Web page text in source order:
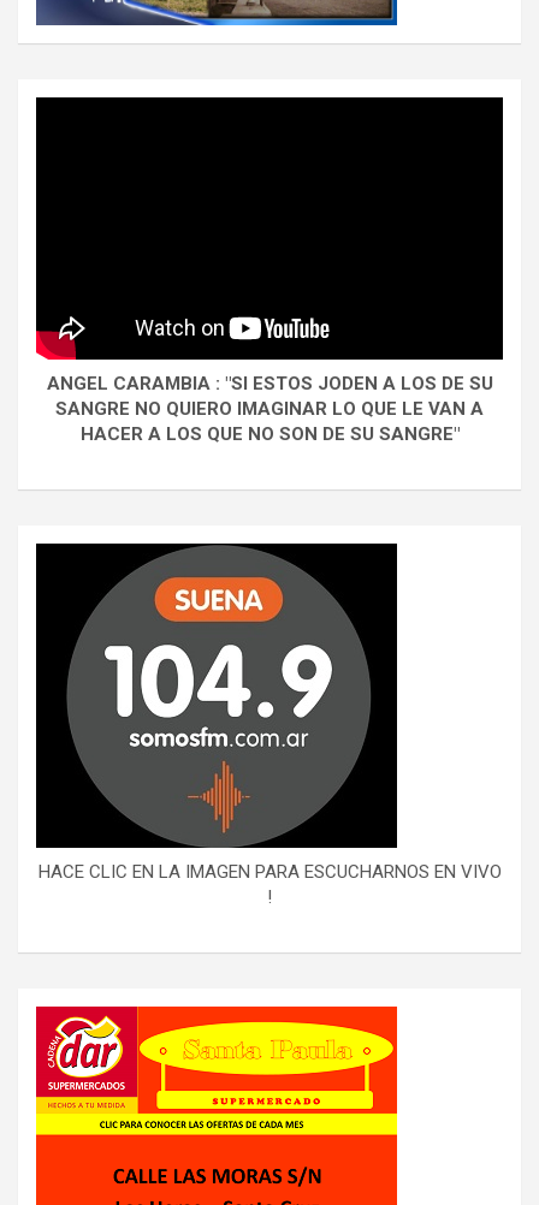
ANGEL CARAMBIA : "SI ESTOS JODEN A LOS DE SU
SANGRE NO QUIERO IMAGINAR LO QUE LE VAN A
HACER A LOS QUE NO SON DE SU SANGRE"
HACE CLIC EN LA IMAGEN PARA ESCUCHARNOS EN VIVO
!